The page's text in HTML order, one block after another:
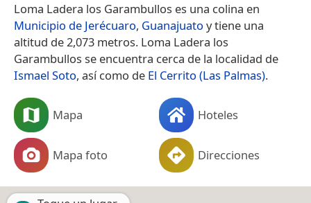
Loma Ladera los Garambullos es una colina en
Municipio de Jerécuaro, Guanajuato y tiene una
altitud de 2,073 metros. Loma Ladera los
Garambullos se encuentra cerca de la localidad de
Ismael Soto, así como de El Cerrito (Las Palmas).
Mapa Hoteles
Mapa foto Direcciones